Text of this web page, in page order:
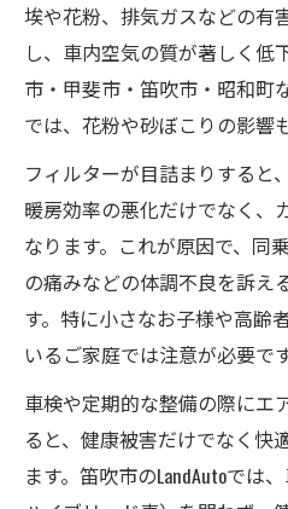
埃や花粉、排気ガスなどの有
し、車内空気の質が著しく低
市・甲斐市・笛吹市・昭和町
では、花粉や砂ぼこりの影響
フィルターが目詰まりすると
暖房効率の悪化だけでなく、
なります。これが原因で、同
の痛みなどの体調不良を訴え
す。特に小さなお子様や高齢
いるご家庭では注意が必要です
車検や定期的な整備の際にエ
ると、健康被害だけでなく快
ます。笛吹市のLandAutoでは